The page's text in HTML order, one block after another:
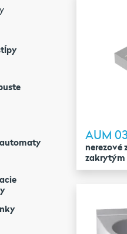
AUM
nerezové
zakrytým